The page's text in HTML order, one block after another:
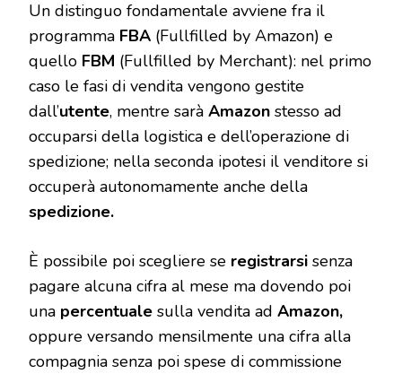
Un distinguo fondamentale avviene fra il
programma FBA (Fullfilled by Amazon) e
quello FBM (Fullfilled by Merchant): nel primo
caso le fasi di vendita vengono gestite
dall’utente, mentre sarà Amazon stesso ad
occuparsi della logistica e dell’operazione di
spedizione; nella seconda ipotesi il venditore si
occuperà autonomamente anche della
spedizione.
È possibile poi scegliere se registrarsi senza
pagare alcuna cifra al mese ma dovendo poi
una percentuale sulla vendita ad Amazon,
oppure versando mensilmente una cifra alla
compagnia senza poi spese di commissione